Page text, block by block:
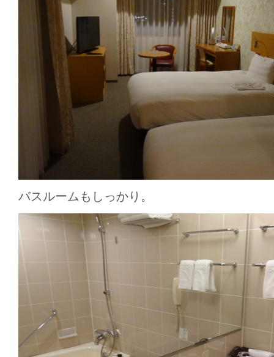
バスルームもしっかり。